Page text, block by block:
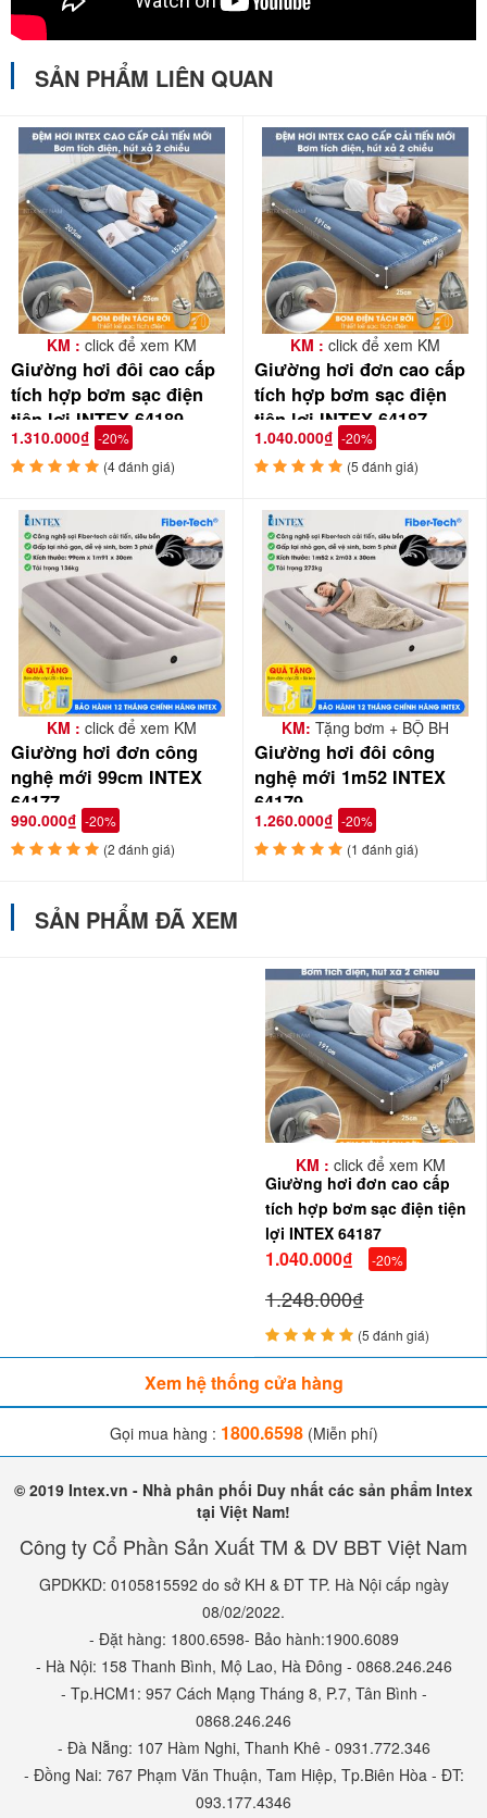
SẢN PHẨM LIÊN QUAN
KM : click để xem KM
Giường hơi đôi cao cấp
tích hợp bơm sạc điện
tiện lợi INTEX 64189
1.310.000₫ -20%
(4 đánh giá)
KM : click để xem KM
Giường hơi đơn cao cấp
tích hợp bơm sạc điện
tiện lợi INTEX 64187
1.040.000₫ -20%
(5 đánh giá)
KM : click để xem KM
Giường hơi đơn công
nghệ mới 99cm INTEX
64177
990.000₫ -20%
(2 đánh giá)
KM: Tặng bơm + BỘ BH
Giường hơi đôi công
nghệ mới 1m52 INTEX
64179
1.260.000₫ -20%
(1 đánh giá)
SẢN PHẨM ĐÃ XEM
KM : click để xem KM
Giường hơi đơn cao cấp
tích hợp bơm sạc điện tiện
lợi INTEX 64187
1.040.000₫ -20%
1.248.000₫
(5 đánh giá)
Xem hệ thống cửa hàng
Gọi mua hàng : 1800.6598(Miễn phí)
© 2019 Intex.vn - Nhà phân phối Duy nhất các sản phẩm Intex
tại Việt Nam!
Công ty Cổ Phần Sản Xuất TM & DV BBT Việt Nam
GPDKKD: 0105815592 do sở KH & ĐT TP. Hà Nội cấp ngày
08/02/2022.
- Đặt hàng: 1800.6598- Bảo hành:1900.6089
- Hà Nội: 158 Thanh Bình, Mộ Lao, Hà Đông - 0868.246.246
- Tp.HCM1: 957 Cách Mạng Tháng 8, P.7, Tân Bình -
0868.246.246
- Đà Nẵng: 107 Hàm Nghi, Thanh Khê - 0931.772.346
- Đồng Nai: 767 Phạm Văn Thuận, Tam Hiệp, Tp.Biên Hòa - ĐT:
093.177.4346